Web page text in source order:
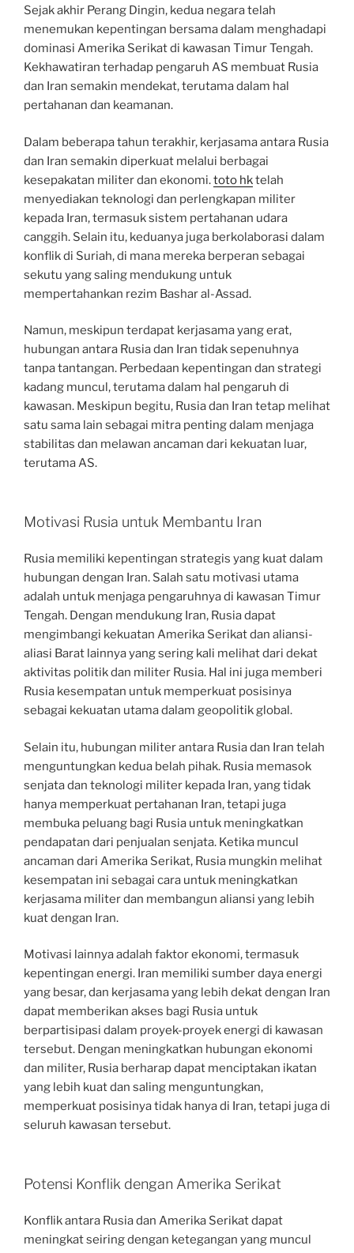
Sejak akhir Perang Dingin, kedua negara telah
menemukan kepentingan bersama dalam menghadapi
dominasi Amerika Serikat di kawasan Timur Tengah.
Kekhawatiran terhadap pengaruh AS membuat Rusia
dan Iran semakin mendekat, terutama dalam hal
pertahanan dan keamanan.
Dalam beberapa tahun terakhir, kerjasama antara Rusia
dan Iran semakin diperkuat melalui berbagai
kesepakatan militer dan ekonomi.toto hktelah
menyediakan teknologi dan perlengkapan militer
kepada Iran, termasuk sistem pertahanan udara
canggih. Selain itu, keduanya juga berkolaborasi dalam
konflik di Suriah, di mana mereka berperan sebagai
sekutu yang saling mendukung untuk
mempertahankan rezim Bashar al-Assad.
Namun, meskipun terdapat kerjasama yang erat,
hubungan antara Rusia dan Iran tidak sepenuhnya
tanpa tantangan. Perbedaan kepentingan dan strategi
kadang muncul, terutama dalam hal pengaruh di
kawasan. Meskipun begitu, Rusia dan Iran tetap melihat
satu sama lain sebagai mitra penting dalam menjaga
stabilitas dan melawan ancaman dari kekuatan luar,
terutama AS.
Motivasi Rusia untuk Membantu Iran
Rusia memiliki kepentingan strategis yang kuat dalam
hubungan dengan Iran. Salah satu motivasi utama
adalah untuk menjaga pengaruhnya di kawasan Timur
Tengah. Dengan mendukung Iran, Rusia dapat
mengimbangi kekuatan Amerika Serikat dan aliansi-
aliasi Barat lainnya yang sering kali melihat dari dekat
aktivitas politik dan militer Rusia. Hal ini juga memberi
Rusia kesempatan untuk memperkuat posisinya
sebagai kekuatan utama dalam geopolitik global.
Selain itu, hubungan militer antara Rusia dan Iran telah
menguntungkan kedua belah pihak. Rusia memasok
senjata dan teknologi militer kepada Iran, yang tidak
hanya memperkuat pertahanan Iran, tetapi juga
membuka peluang bagi Rusia untuk meningkatkan
pendapatan dari penjualan senjata. Ketika muncul
ancaman dari Amerika Serikat, Rusia mungkin melihat
kesempatan ini sebagai cara untuk meningkatkan
kerjasama militer dan membangun aliansi yang lebih
kuat dengan Iran.
Motivasi lainnya adalah faktor ekonomi, termasuk
kepentingan energi. Iran memiliki sumber daya energi
yang besar, dan kerjasama yang lebih dekat dengan Iran
dapat memberikan akses bagi Rusia untuk
berpartisipasi dalam proyek-proyek energi di kawasan
tersebut. Dengan meningkatkan hubungan ekonomi
dan militer, Rusia berharap dapat menciptakan ikatan
yang lebih kuat dan saling menguntungkan,
memperkuat posisinya tidak hanya di Iran, tetapi juga di
seluruh kawasan tersebut.
Potensi Konflik dengan Amerika Serikat
Konflik antara Rusia dan Amerika Serikat dapat
meningkat seiring dengan ketegangan yang muncul